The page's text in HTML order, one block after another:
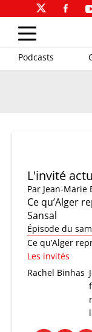
Podcasts
L'invité
Par Jean-Marie
Ce qu’Alger
Sansal
Épisode du
Ce qu’Alger
Les invités
Rachel Binhas